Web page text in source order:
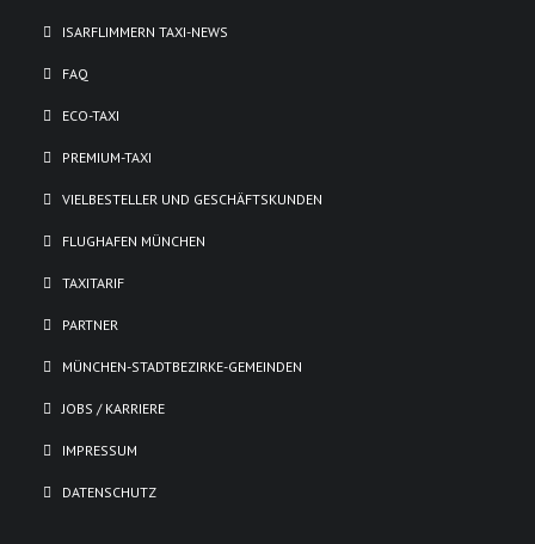
ISARFLIMMERN TAXI-NEWS
FAQ
ECO-TAXI
PREMIUM-TAXI
VIELBESTELLER UND GESCHÄFTSKUNDEN
FLUGHAFEN MÜNCHEN
TAXITARIF
PARTNER
MÜNCHEN-STADTBEZIRKE-GEMEINDEN
JOBS / KARRIERE
IMPRESSUM
DATENSCHUTZ